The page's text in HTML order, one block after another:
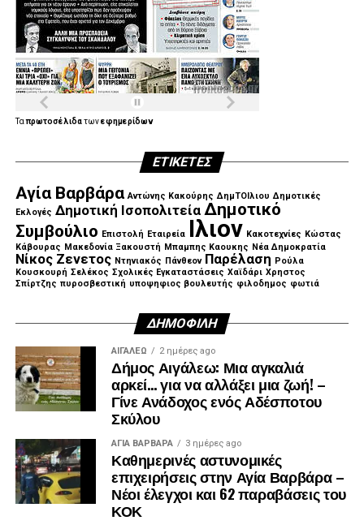
Ταπρωτοσέλιδατωνεφημερίδων
ΕΤΙΚΈΤΕΣ
Αγία Βαρβάρα Αντώνης Κακούρης ΔημΤΟΙλιου Δημοτικές
Εκλογές Δημοτική Ισοπολιτεία Δημοτικό
Συμβούλιο Επιστολή Εταιρεία Ιλιον Κακοτεχνίες Κώστας
Κάβουρας Μακεδονία Ξακουστή Μπαμπης Καουκης Νέα Δημοκρατία
Νίκος Ζενετος Ντηνιακός Πάνθεον Παρέλαση Ρούλα
Κουσκουρή Σελέκος Σχολικές Εγκαταστάσεις Χαϊδάρι Χρηστος
Σπίρτζης πυροσβεστική υποψηφιος βουλευτής φιλοδημος φωτιά
ΔΗΜΟΦΙΛΉ
ΑΙΓΑΛΕΩ 2 ημέρες ago
Δήμος Αιγάλεω: Μια αγκαλιά
αρκεί… για να αλλάξει μια ζωή! –
Γίνε Ανάδοχος ενός Αδέσποτου
Σκύλου
ΑΓΙΑ ΒΑΡΒΑΡΑ 3 ημέρες ago
Καθημερινές αστυνομικές
επιχειρήσεις στην Αγία Βαρβάρα –
Νέοι έλεγχοι και 62 παραβάσεις του
ΚΟΚ